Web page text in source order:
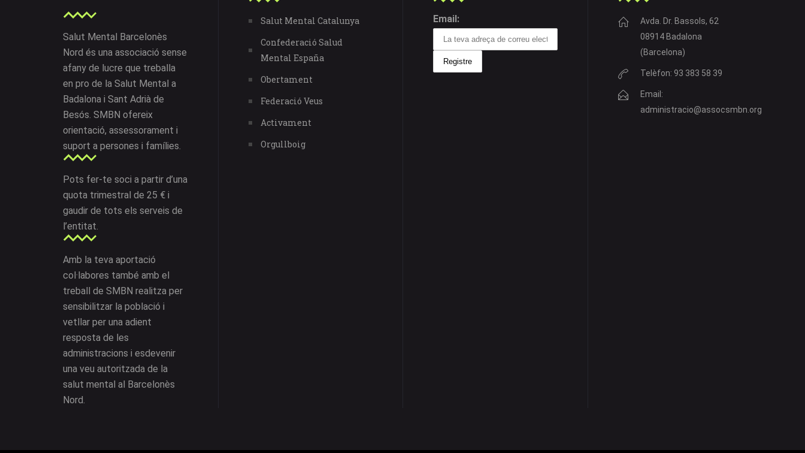
Salut Mental Barcelonès
Nord és una associació sense
afany de lucre que treballa
en pro de la Salut Mental a
Badalona i Sant Adrià de
Besós. SMBN ofereix
orientació, assessorament i
suport a persones i famílies.
Pots fer-te soci a partir d’una
quota trimestral de 25 € i
gaudir de tots els serveis de
l’entitat.
Amb la teva aportació
col·labores també amb el
treball de SMBN realitza per
sensibilitzar la població i
vetllar per una adient
resposta de les
administracions i esdevenir
una veu autoritzada de la
salut mental al Barcelonès
Nord.
Salut Mental Catalunya
Confederació Salud
Mental España
Obertament
Federació Veus
Activament
Orgullboig
Email:
Avda. Dr. Bassols, 62
08914 Badalona
(Barcelona)
Telèfon: 93 383 58 39
Email:
administracio@assocsmbn.org